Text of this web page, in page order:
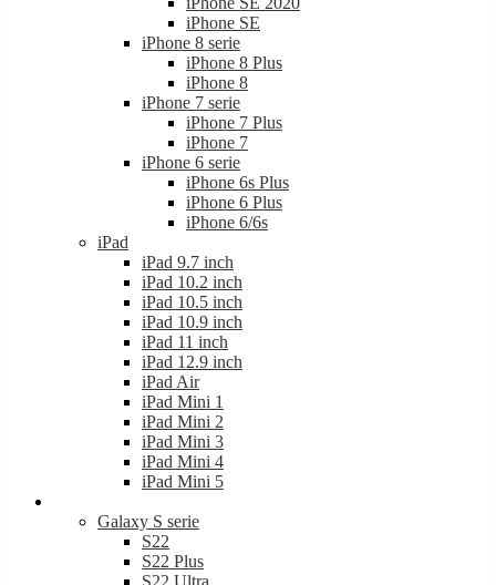
iPhone SE
iPhone 8 serie
iPhone 8 Plus
iPhone 8
iPhone 7 serie
iPhone 7 Plus
iPhone 7
iPhone 6 serie
iPhone 6s Plus
iPhone 6 Plus
iPhone 6/6s
iPad
iPad 9.7 inch
iPad 10.2 inch
iPad 10.5 inch
iPad 10.9 inch
iPad 11 inch
iPad 12.9 inch
iPad Air
iPad Mini 1
iPad Mini 2
iPad Mini 3
iPad Mini 4
iPad Mini 5
Galaxy S serie
S22
S22 Plus
S22 Ultra